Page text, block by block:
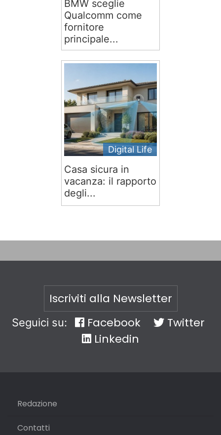
BMW sceglie
Qualcomm come
fornitore
principale...
Digital Life
Casa sicura in
vacanza: il rapporto
degli...
Iscriviti alla Newsletter
Seguici su: Facebook
Twitter
Linkedin
Redazione
Contatti